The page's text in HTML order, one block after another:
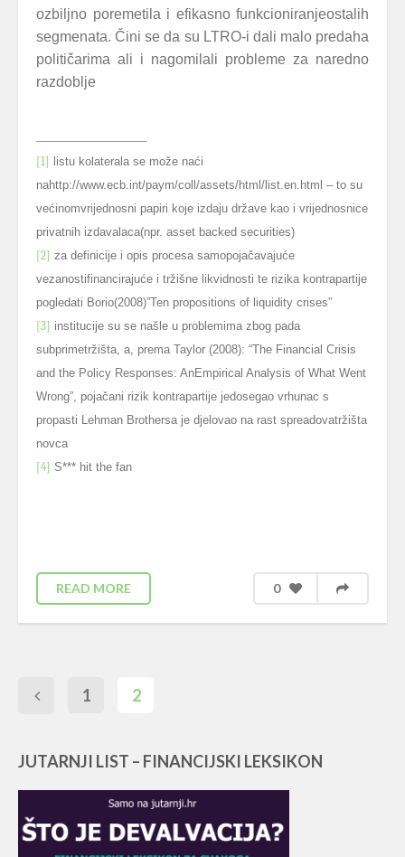
ozbiljno poremetila i efikasno funkcioniranjeostalih
segmenata. Čini se da su LTRO-i dali malo predaha
političarima ali i nagomilali probleme za naredno
razdoblje
[1]
listu kolaterala se može naći
nahttp://www.ecb.int/paym/coll/assets/html/list.en.html – to su
većinomvrijednosni papiri koje izdaju države kao i vrijednosnice
privatnih izdavalaca(npr. asset backed securities)
[2] za definicije i opis procesa samopojačavajuće
vezanostifinancirajuće i tržišne likvidnosti te rizika kontrapartije
pogledati Borio(2008)”Ten propositions of liquidity crises”
[3] institucije su se našle u problemima zbog pada
subprimetržišta, a, prema Taylor (2008): “The Financial Crisis
and the Policy Responses: AnEmpirical Analysis of What Went
Wrong”, pojačani rizik kontrapartije jedosegao vrhunac s
propasti Lehman Brothersa je djelovao na rast spreadovatržišta
novca
[4] S*** hit the fan
0
READ MORE
1 2
JUTARNJI LIST – FINANCIJSKI LEKSIKON